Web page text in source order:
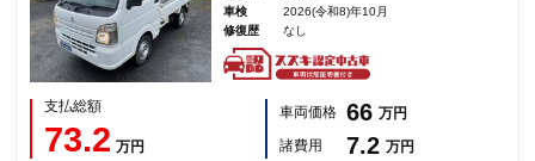
車検
2026(令和8)年10月
修復歴
なし
支払総額
73.2 万円
車両価格 66 万円
諸費用
7.2 万円